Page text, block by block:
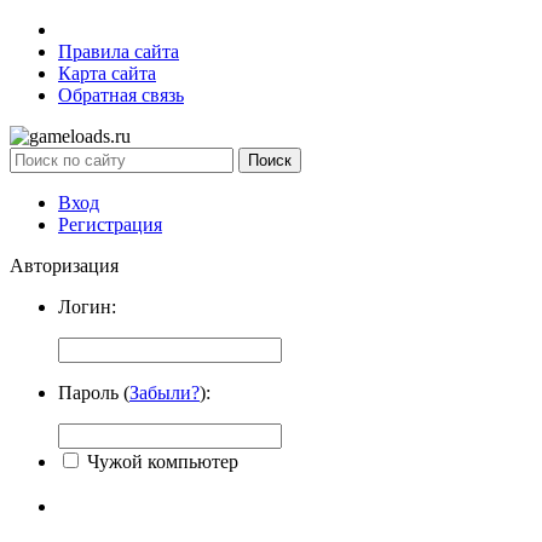
Правила сайта
Карта сайта
Обратная связь
Вход
Регистрация
Авторизация
Логин:
Пароль (Забыли?):
Чужой компьютер